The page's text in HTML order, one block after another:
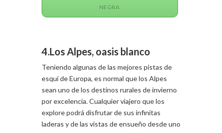
NEGRA
4.Los Alpes, oasis blanco
Teniendo algunas de las mejores pistas de
esquí de Europa, es normal que los Alpes
sean uno de los destinos rurales de invierno
por excelencia. Cualquier viajero que los
explore podrá disfrutar de sus infinitas
laderas y de las vistas de ensueño desde uno